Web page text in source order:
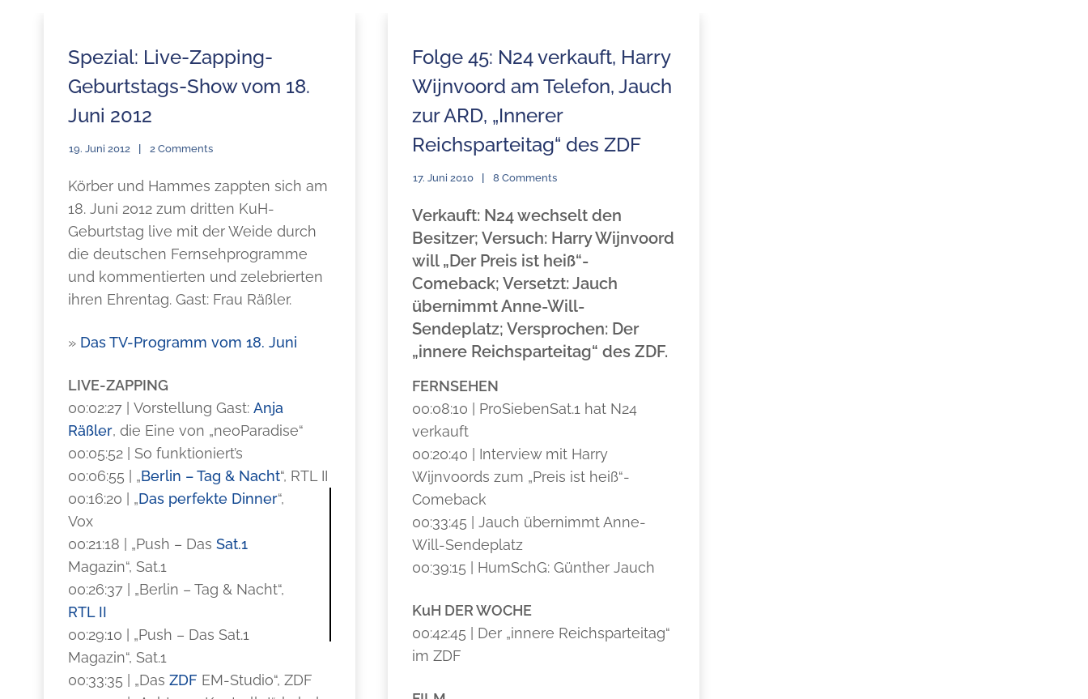
Spezial: Live-Zapping-
Geburtstags-Show vom 18.
Juni 2012
19. Juni 2012 2 Comments
Körber und Hammes zappten sich am
18. Juni 2012 zum dritten KuH-
Geburtstag live mit der Weide durch
die deutschen Fernsehprogramme
und kommentierten und zelebrierten
ihren Ehrentag. Gast: Frau Räßler.
» Das TV-Programm vom 18. Juni
LIVE-ZAPPING
00:02:27 | Vorstellung Gast: Anja
Räßler, die Eine von „neoParadise“
00:05:52 | So funktioniert’s
00:06:55 | „Berlin – Tag & Nacht“, RTL II
00:16:20 | „Das perfekte Dinner“,
Vox
00:21:18 | „Push – Das Sat.1
Magazin“, Sat.1
00:26:37 | „Berlin – Tag & Nacht“,
RTL II
00:29:10 | „Push – Das Sat.1
Magazin“, Sat.1
00:33:35 | „Das ZDF EM-Studio“, ZDF
Folge 45: N24 verkauft, Harry
Wijnvoord am Telefon, Jauch
zur ARD, „Innerer
Reichsparteitag“ des ZDF
17. Juni 2010 8 Comments
Verkauft: N24 wechselt den
Besitzer; Versuch: Harry Wijnvoord
will „Der Preis ist heiß“-
Comeback; Versetzt: Jauch
übernimmt Anne-Will-
Sendeplatz; Versprochen: Der
„innere Reichsparteitag“ des ZDF.
FERNSEHEN
00:08:10 | ProSiebenSat.1 hat N24
verkauft
00:20:40 | Interview mit Harry
Wijnvoords zum „Preis ist heiß“-
Comeback
00:33:45 | Jauch übernimmt Anne-
Will-Sendeplatz
00:39:15 | HumSchG: Günther Jauch
KuH DER WOCHE
00:42:45 | Der „innere Reichsparteitag“
im ZDF